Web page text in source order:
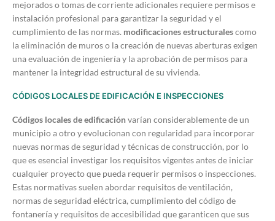
mejorados o tomas de corriente adicionales requiere permisos e
instalación profesional para garantizar la seguridad y el
cumplimiento de las normas. modificaciones estructuralescomo
la eliminación de muros o la creación de nuevas aberturas exigen
una evaluación de ingeniería y la aprobación de permisos para
mantener la integridad estructural de su vivienda.
CÓDIGOS LOCALES DE EDIFICACIÓN E INSPECCIONES
Códigos locales de edificaciónvarían considerablemente de un
municipio a otro y evolucionan con regularidad para incorporar
nuevas normas de seguridad y técnicas de construcción, por lo
que es esencial investigar los requisitos vigentes antes de iniciar
cualquier proyecto que pueda requerir permisos o inspecciones.
Estas normativas suelen abordar requisitos de ventilación,
normas de seguridad eléctrica, cumplimiento del código de
fontanería y requisitos de accesibilidad que garanticen que sus